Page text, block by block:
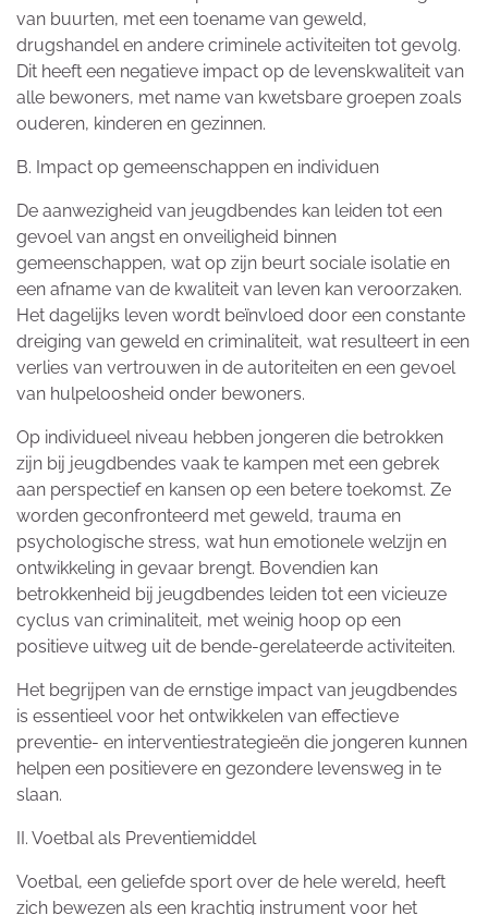
van buurten, met een toename van geweld,
drugshandel en andere criminele activiteiten tot gevolg.
Dit heeft een negatieve impact op de levenskwaliteit van
alle bewoners, met name van kwetsbare groepen zoals
ouderen, kinderen en gezinnen.
B. Impact op gemeenschappen en individuen
De aanwezigheid van jeugdbendes kan leiden tot een
gevoel van angst en onveiligheid binnen
gemeenschappen, wat op zijn beurt sociale isolatie en
een afname van de kwaliteit van leven kan veroorzaken.
Het dagelijks leven wordt beïnvloed door een constante
dreiging van geweld en criminaliteit, wat resulteert in een
verlies van vertrouwen in de autoriteiten en een gevoel
van hulpeloosheid onder bewoners.
Op individueel niveau hebben jongeren die betrokken
zijn bij jeugdbendes vaak te kampen met een gebrek
aan perspectief en kansen op een betere toekomst. Ze
worden geconfronteerd met geweld, trauma en
psychologische stress, wat hun emotionele welzijn en
ontwikkeling in gevaar brengt. Bovendien kan
betrokkenheid bij jeugdbendes leiden tot een vicieuze
cyclus van criminaliteit, met weinig hoop op een
positieve uitweg uit de bende-gerelateerde activiteiten.
Het begrijpen van de ernstige impact van jeugdbendes
is essentieel voor het ontwikkelen van effectieve
preventie- en interventiestrategieën die jongeren kunnen
helpen een positievere en gezondere levensweg in te
slaan.
II. Voetbal als Preventiemiddel
Voetbal, een geliefde sport over de hele wereld, heeft
zich bewezen als een krachtig instrument voor het